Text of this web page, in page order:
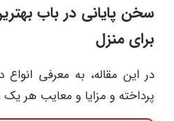
سخن پایانی در باب
برای منزل
در این مقاله، به معرفی
پرداخته و مزایا و معایب هر یک